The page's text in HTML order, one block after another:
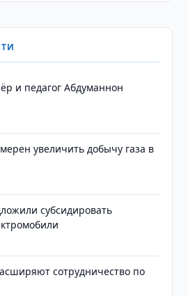
и педагог Абдуманнон
увеличить добычу газа в
субсидировать
сотрудничество по